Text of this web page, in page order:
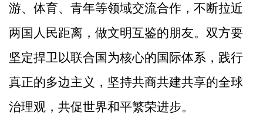
游、体育、青年等领域交流合作，不断拉近
两国人民距离，做文明互鉴的朋友。双方要
坚定捍卫以联合国为核心的国际体系，践行
真正的多边主义，坚持共商共建共享的全球
治理观，共促世界和平繁荣进步。